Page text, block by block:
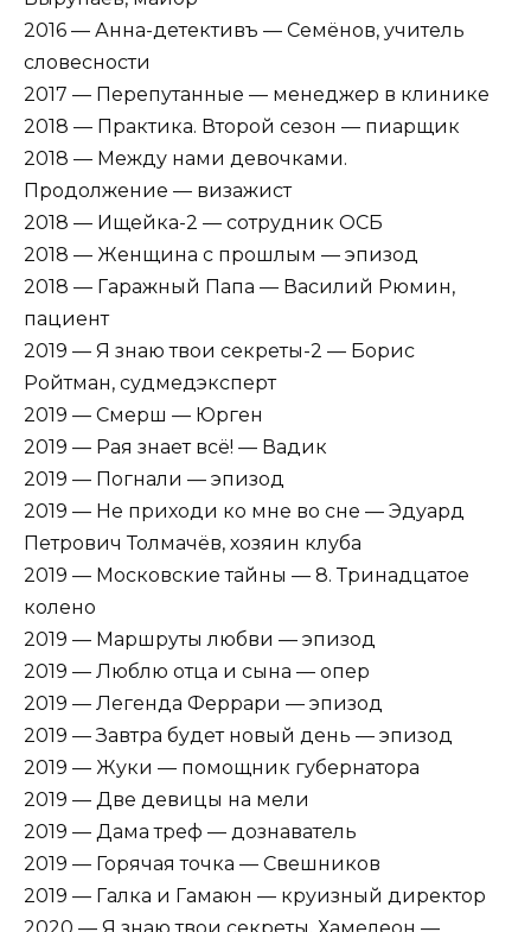
2016 — Анна-детективъ — Семёнов, учитель
словесности
2017 — Перепутанные — менеджер в клинике
2018 — Практика. Второй сезон — пиарщик
2018 — Между нами девочками.
Продолжение — визажист
2018 — Ищейка-2 — сотрудник ОСБ
2018 — Женщина с прошлым — эпизод
2018 — Гаражный Папа — Василий Рюмин,
пациент
2019 — Я знаю твои секреты-2 — Борис
Ройтман, судмедэксперт
2019 — Смерш — Юрген
2019 — Рая знает всё! — Вадик
2019 — Погнали — эпизод
2019 — Не приходи ко мне во сне — Эдуард
Петрович Толмачёв, хозяин клуба
2019 — Московские тайны — 8. Тринадцатое
колено
2019 — Маршруты любви — эпизод
2019 — Люблю отца и сына — опер
2019 — Легенда Феррари — эпизод
2019 — Завтра будет новый день — эпизод
2019 — Жуки — помощник губернатора
2019 — Две девицы на мели
2019 — Дама треф — дознаватель
2019 — Горячая точка — Свешников
2019 — Галка и Гамаюн — круизный директор